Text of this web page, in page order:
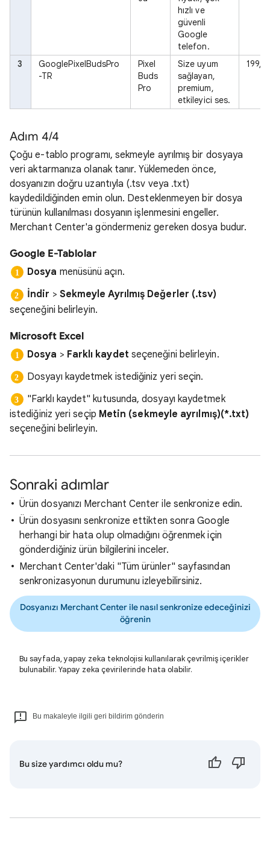
hızlı ve
güvenli
Google
telefon.
3
GooglePixelBudsPro
-TR
Pixel
Buds
Pro
Size uyum
sağlayan,
premium,
etkileyici ses.
Adım 4/4
Çoğu e-tablo programı, sekmeyle ayrılmış bir dosyaya
veri aktarmanıza olanak tanır. Yüklemeden önce,
dosyanızın doğru uzantıyla (.tsv veya .txt)
kaydedildiğinden emin olun. Desteklenmeyen bir dosya
türünün kullanılması dosyanın işlenmesini engeller.
Merchant Center'a göndermeniz gereken dosya budur.
Google E-Tablolar
Dosya menüsünü açın.
İndir > Sekmeyle Ayrılmış Değerler (.tsv)
seçeneğini belirleyin.
Microsoft Excel
Dosya > Farklı kaydet seçeneğini belirleyin.
Dosyayı kaydetmek istediğiniz yeri seçin.
"Farklı kaydet" kutusunda, dosyayı kaydetmek
istediğiniz yeri seçip Metin (sekmeyle ayrılmış)(*.txt)
seçeneğini belirleyin.
Sonraki adımlar
Ürün dosyanızı Merchant Center ile senkronize edin.
Ürün dosyasını senkronize ettikten sonra Google
herhangi bir hata olup olmadığını öğrenmek için
gönderdiğiniz ürün bilgilerini inceler.
Merchant Center'daki "Tüm ürünler" sayfasından
senkronizasyonun durumunu izleyebilirsiniz.
Dosyanızı Merchant Center ile nasıl senkronize edeceğinizi
öğrenin
Bu sayfada, yapay zeka teknolojisi kullanılarak çevrilmiş içerikler
bulunabilir. Yapay zeka çevirilerinde hata olabilir.
Bu makaleyle ilgili geri bildirim gönderin
Bu size yardımcı oldu mu?